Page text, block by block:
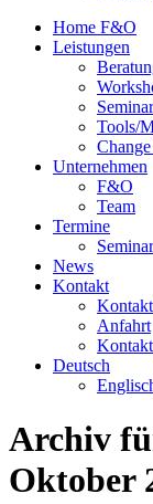
Home F&O
Leistungen
Tools/
Unternehmen
F&O
Team
Termine
News
Kontakt
Anfahrt
Deutsch
Archiv
Oktober